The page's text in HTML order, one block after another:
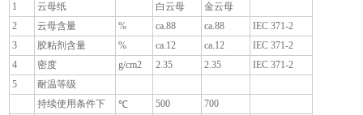
1 云母纸 白云母
金云母
2
云母含量 % ca.88 ca.88
IEC 371-2
3
胶粘剂含量 % ca.12 ca.12
IEC 371-2
4
密度 g/cm2 2.35 2.35
IEC 371-2
5
耐温等级
持续使用条件下
℃ 500
700